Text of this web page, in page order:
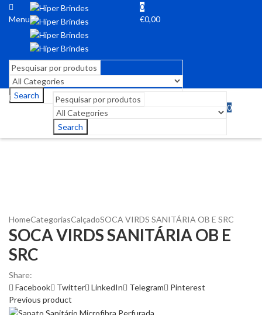
Menu
0
€0,00
Search
Search
0
HomeCategoriasCalçadoSOCA VIRDS SANITÁRIA OB E SRC
SOCA VIRDS SANITÁRIA OB E
SRC
Share:
Facebook
Twitter LinkedIn Telegram
Pinterest
Previous product